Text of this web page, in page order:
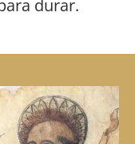
durar.